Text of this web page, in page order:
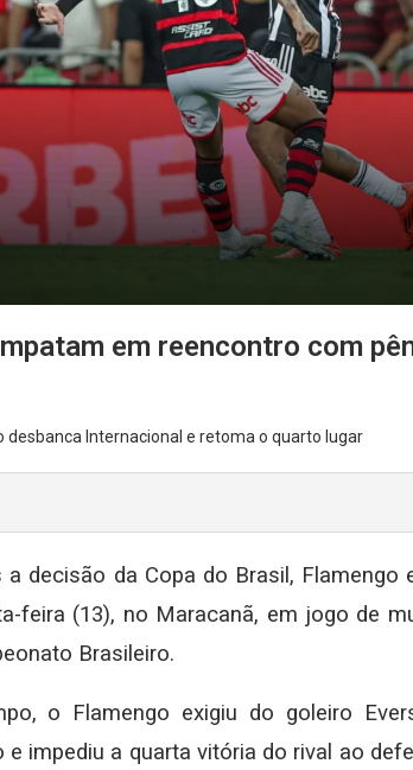
em reencontro com
desbanca Internacional e retoma o quarto lugar
decisão da Copa do Brasil,
feira (13), no Maracanã, em jogo de
Brasileiro.
o Flamengo exigiu do goleiro
e impediu a quarta vitória do rival ao